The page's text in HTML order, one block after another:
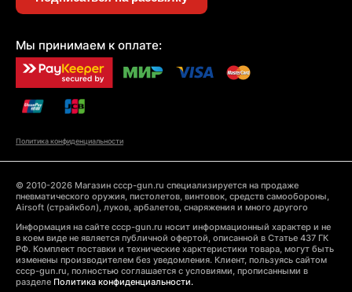
Мы принимаем к оплате:
Политика конфиденциальности
© 2010-2026 Магазин cccp-gun.ru специализируется на продаже
пневматического оружия, пистолетов, винтовок, средств самообороны,
Airsoft (страйкбол), луков, арбалетов, снаряжения и много другого
Информация на сайте cccp-gun.ru носит информационный характер и не
в коем виде не является публичной офертой, описанной в Статье 437 ГК
РФ. Комплект поставки и технические харктеристики товара, могут быть
изменены производителем без уведомления. Клиент, пользуясь сайтом
cccp-gun.ru, полностью соглашается с условиями, прописанными в
разделе Политика конфиденциальности.